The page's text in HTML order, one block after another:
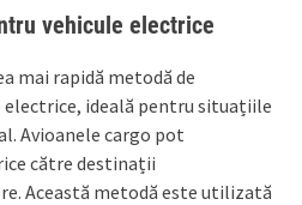
vehicule electrice
mai rapidă metodă de
ideală pentru situațiile
Avioanele cargo pot
către destinații
Această metodă este utilizată